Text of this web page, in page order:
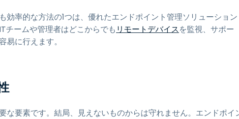
率的な方法の1つは、優れたエンドポイント管理ソリューション
チームや管理者はどこからでも リモートデバイスを監視、サポー
易に行えます。
な要素です。結局、見えないものからは守れません。エンドポイ